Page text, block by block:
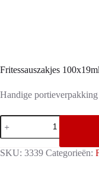
Fritessauszakjes 100x19ml
Handige portieverpakking
Fritessauszakjes
100x19ml
aantal
SKU: 3339 Categorieën: